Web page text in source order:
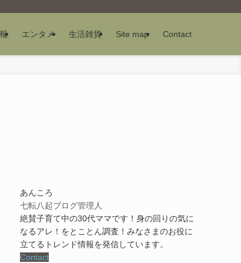
エンタメ 生活雑貨 Site map Contact
あんころ
七転八起ブログ管理人
絶賛子育て中の30代ママです！身の回りの気に
なるアレ！をとことん調査！みなさまのお役に
立てるトレンド情報を発信しています。
Contact